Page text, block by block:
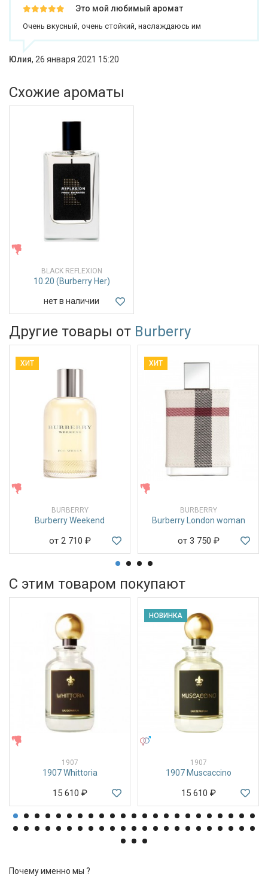
Это мой любимый аромат
Очень вкусный, очень стойкий, наслаждаюсь им
Юлия, 26 января 2021 15:20
Схожие ароматы
BLACK REFLEXION
10.20 (Burberry Her)
нет в наличии
Другие товары от Burberry
ХИТ
BURBERRY
Burberry Weekend
от 2 710 ₽
ХИТ
BURBERRY
Burberry London woman
от 3 750 ₽
С этим товаром покупают
1907
1907 Whittoria
15 610 ₽
НОВИНКА
1907
1907 Muscaccino
15 610 ₽
Почему именно мы ?